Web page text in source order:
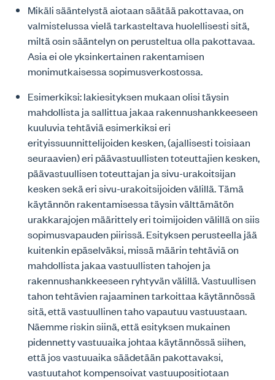
Mikäli sääntelystä aiotaan säätää pakottavaa, on
valmistelussa vielä tarkasteltava huolellisesti sitä,
miltä osin sääntelyn on perusteltua olla pakottavaa.
Asia ei ole yksinkertainen rakentamisen
monimutkaisessa sopimusverkostossa.
Esimerkiksi: lakiesityksen mukaan olisi täysin
mahdollista ja sallittua jakaa rakennushankkeeseen
kuuluvia tehtäviä esimerkiksi eri
erityissuunnittelijoiden kesken, (ajallisesti toisiaan
seuraavien) eri päävastuullisten toteuttajien kesken,
päävastuullisen toteuttajan ja sivu-urakoitsijan
kesken sekä eri sivu-urakoitsijoiden välillä. Tämä
käytännön rakentamisessa täysin välttämätön
urakkarajojen määrittely eri toimijoiden välillä on siis
sopimusvapauden piirissä. Esityksen perusteella jää
kuitenkin epäselväksi, missä määrin tehtäviä on
mahdollista jakaa vastuullisten tahojen ja
rakennushankkeeseen ryhtyvän välillä. Vastuullisen
tahon tehtävien rajaaminen tarkoittaa käytännössä
sitä, että vastuullinen taho vapautuu vastuustaan.
Näemme riskin siinä, että esityksen mukainen
pidennetty vastuuaika johtaa käytännössä siihen,
että jos vastuuaika säädetään pakottavaksi,
vastuutahot kompensoivat vastuupositiotaan